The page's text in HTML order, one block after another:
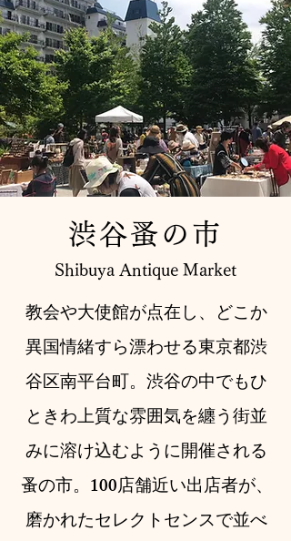
渋谷蚤の市
Shibuya Antique Market
教会や大使館が点在し、どこか
異国情緒すら漂わせる東京都渋
谷区南平台町。渋谷の中でもひ
ときわ上質な雰囲気を纏う街並
みに溶け込むように開催される
蚤の市。100店舗近い出店者が、
磨かれたセレクトセンスで並べ